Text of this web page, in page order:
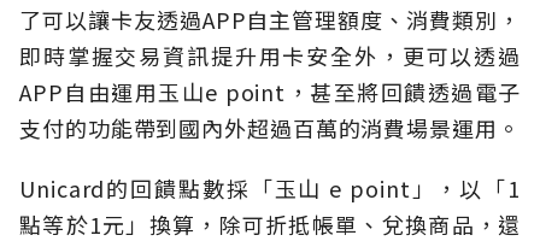
了可以讓卡友透過APP自主管理額度、消費類別，
即時掌握交易資訊提升用卡安全外，更可以透過
APP自由運用玉山e point，甚至將回饋透過電子
支付的功能帶到國內外超過百萬的消費場景運用。
Unicard的回饋點數採「玉山 e point」，以「1
點等於1元」換算，除可折抵帳單、兌換商品，還